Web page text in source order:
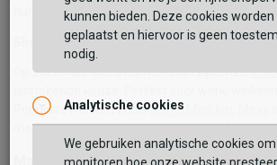
hun duurzame materialen en comfortabele
Shoppers
Op zoek naar extra ruimte? Dan zijn onze
Populaire merken zoalsSteve Madden
moderne designs met veel draagcomfort.
Materialen & afwerking
kunnen bieden. Deze cookies worden
geplaatst en hiervoor is geen
nodig.
Analytische cookies
We gebruiken analytische cookies